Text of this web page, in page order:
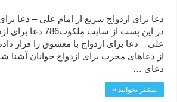
دعا برای ازدواج سریع از امام علی – دعا
در این پست از سایت
علی – دعا برای ازدواج با معشوق را قرار
از دعاهای مجرب برای ازدواج جوانان آشنا
دعای …
بیشتر بخوانید »